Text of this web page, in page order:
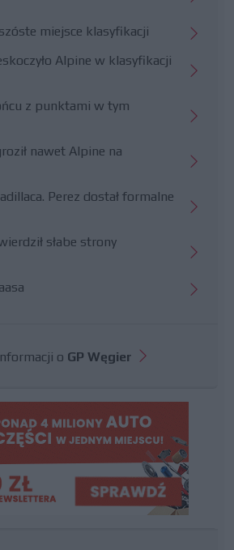
miejsce klasyfikacji
Alpine w klasyfikacji
z punktami w tym
nawet Alpine na
Perez dostał formalne
słabe strony
o GP Węgier